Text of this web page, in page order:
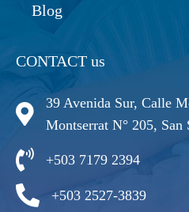
Blog
CONTACT us
39 Avenida Sur, Calle
Montserrat N° 205, San
+503 7179 2394
+503 2527-3839